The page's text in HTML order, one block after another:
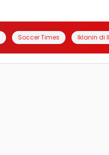
Soccer Times Iklanin di